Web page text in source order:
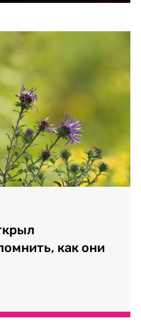
как они